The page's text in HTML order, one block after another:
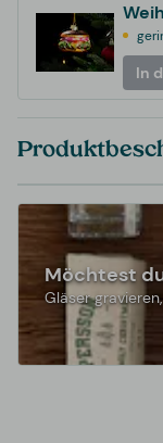
In
Möchtest
Gläser